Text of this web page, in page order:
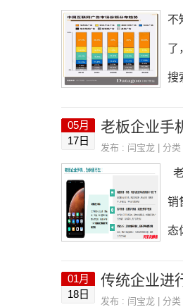
不
了
搜
对
05月
17日
发布 : 闫宝龙 | 分类
销
态
01月
18日
传统企业进
发布 : 闫宝龙 | 分类